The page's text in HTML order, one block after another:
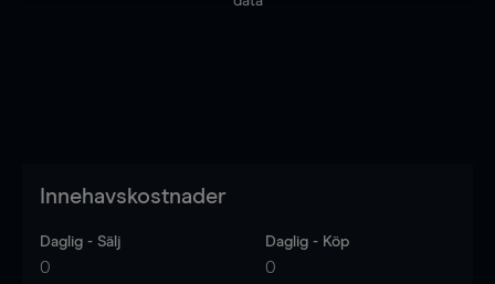
Innehavskostnader
Daglig - Sälj
0
Daglig - Köp
0